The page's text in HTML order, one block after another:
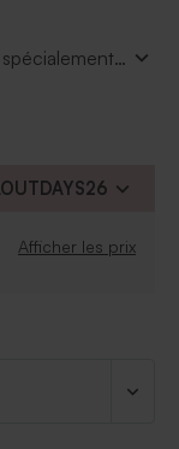
âge et
Afficher les prix